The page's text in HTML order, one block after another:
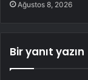
Ağustos 8, 2026
Bir yanıt yazın